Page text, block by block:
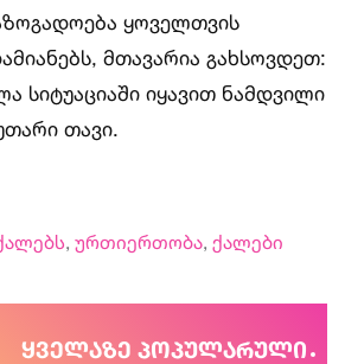
ყოველთვის
მთავარია გახსოვდეთ:
სიტუაციაში იყავით ნამდვილი
თავი.
, ურთიერთობა, ქალები
ყველაზე პოპულარული